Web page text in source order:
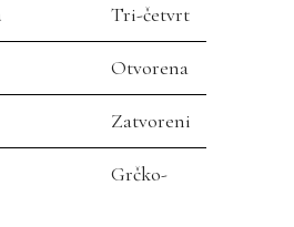
Tri-četvrt
Otvorena
Zatvoreni
Grčko-